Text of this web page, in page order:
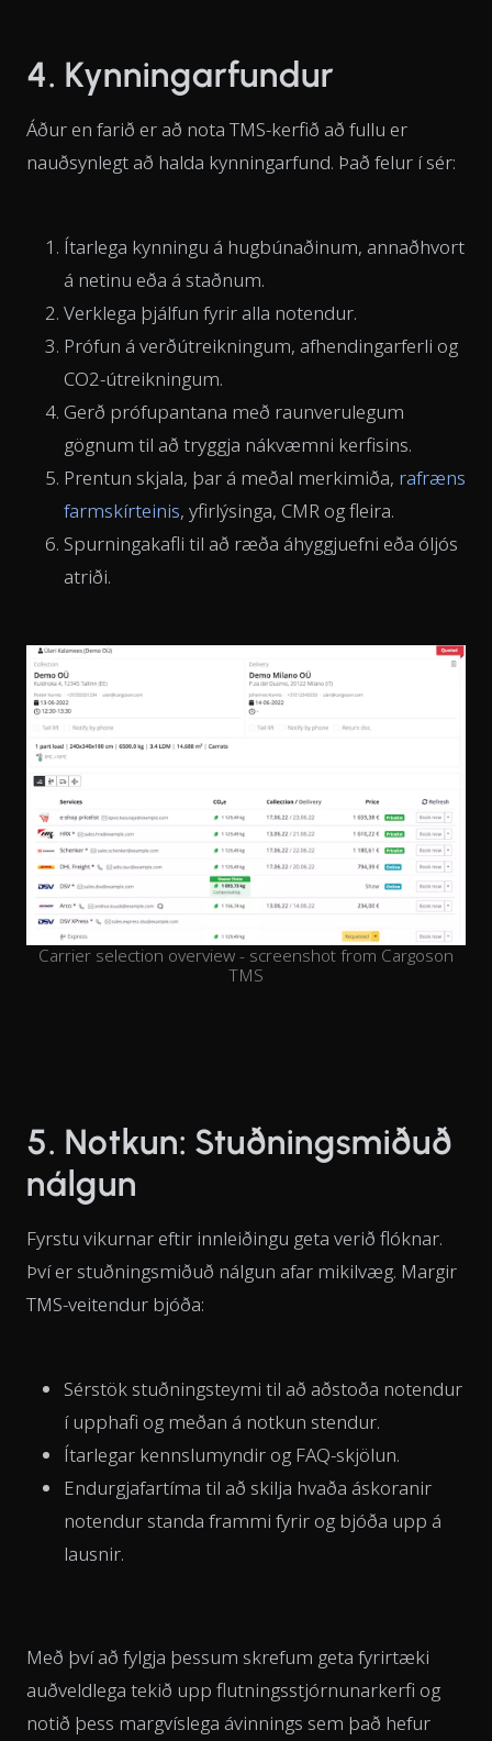
4. Kynningarfundur
Áður en farið er að nota TMS-kerfið að fullu er
nauðsynlegt að halda kynningarfund. Það felur í sér:
Ítarlega kynningu á hugbúnaðinum, annaðhvort
á netinu eða á staðnum.
Verklega þjálfun fyrir alla notendur.
Prófun á verðútreikningum, afhendingarferli og
CO2-útreikningum.
Gerð prófupantana með raunverulegum
gögnum til að tryggja nákvæmni kerfisins.
Prentun skjala, þar á meðal merkimiða, rafræns
farmskírteinis, yfirlýsinga, CMR og fleira.
Spurningakafli til að ræða áhyggjuefni eða óljós
atriði.
Carrier selection overview - screenshot from Cargoson
TMS
5. Notkun: Stuðningsmiðuð
nálgun
Fyrstu vikurnar eftir innleiðingu geta verið flóknar.
Því er stuðningsmiðuð nálgun afar mikilvæg. Margir
TMS-veitendur bjóða:
Sérstök stuðningsteymi til að aðstoða notendur
í upphafi og meðan á notkun stendur.
Ítarlegar kennslumyndir og FAQ-skjölun.
Endurgjafartíma til að skilja hvaða áskoranir
notendur standa frammi fyrir og bjóða upp á
lausnir.
Með því að fylgja þessum skrefum geta fyrirtæki
auðveldlega tekið upp flutningsstjórnunarkerfi og
notið þess margvíslega ávinnings sem það hefur